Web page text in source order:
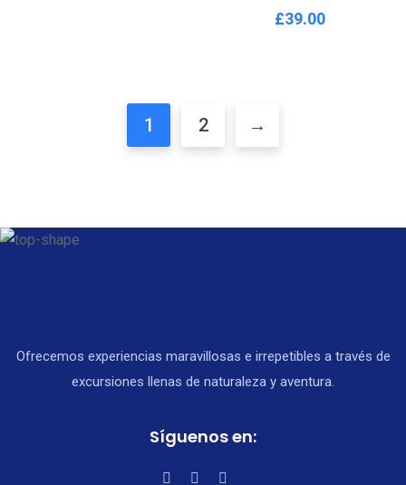
Rate
d
£39.00
1 2 →
Ofrecemos experiencias maravillosas e irrepetibles a través de
excursiones llenas de naturaleza y aventura.
Síguenos en: